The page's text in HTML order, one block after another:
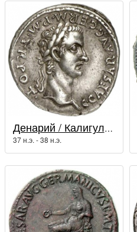
Денарий / Калигула (37 - 41 гг.)
37 н.э. - 38 н.э.